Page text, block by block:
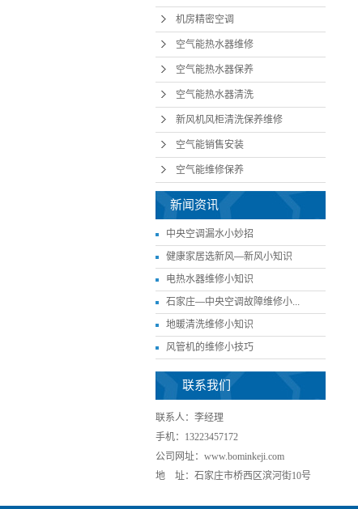
机房精密空调
空气能热水器维修
空气能热水器保养
空气能热水器清洗
新风机风柜清洗保养维修
空气能销售安装
空气能维修保养
新闻资讯
中央空调漏水小妙招
健康家居选新风—新风小知识
电热水器维修小知识
石家庄—中央空调故障维修小...
地暖清洗维修小知识
风管机的维修小技巧
联系我们
联系人：李经理
手机：13223457172
公司网址：www.bominkeji.com
地 址：石家庄市桥西区滨河街10号